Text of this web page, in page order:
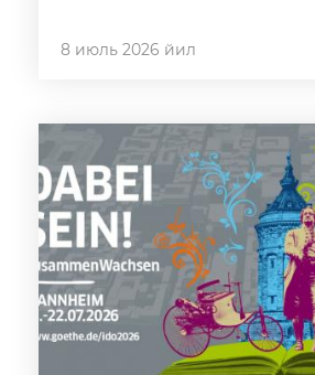
8 июль 2026 йил